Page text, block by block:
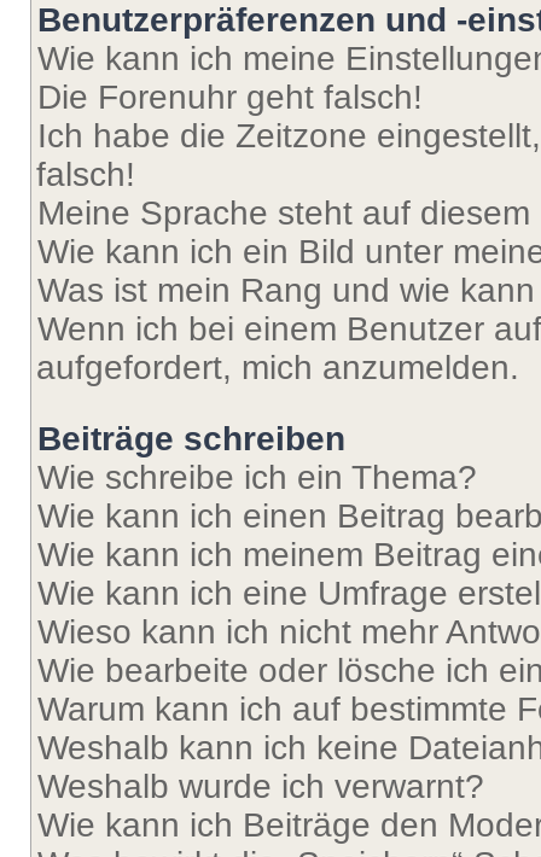
Benutzerpräferenzen und -
Wie kann ich meine
Die Forenuhr geht falsch!
Ich habe die Zeitzone
falsch!
Meine Sprache steht auf
Wie kann ich ein Bild unter
Was ist mein Rang und wie
Wenn ich bei einem Benutzer
aufgefordert, mich anzumelden.
Beiträge schreiben
Wie schreibe ich ein Thema?
Wie kann ich einen Beitrag
Wie kann ich meinem Beitrag
Wie kann ich eine Umfrage
Wieso kann ich nicht mehr
Wie bearbeite oder lösche ich
Warum kann ich auf bestimmte
Weshalb kann ich keine
Weshalb wurde ich verwarnt?
Wie kann ich Beiträge den